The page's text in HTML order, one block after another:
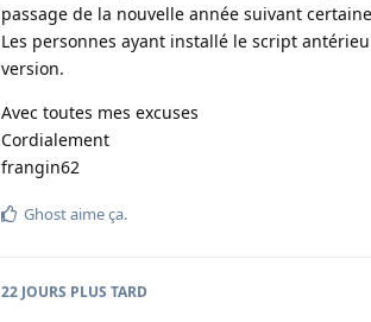
passage de la nouvelle année suivant
Les personnes ayant installé le script
version.
Avec toutes mes excuses
Cordialement
frangin62
Ghostaime ça.
22 JOURS PLUS TARD